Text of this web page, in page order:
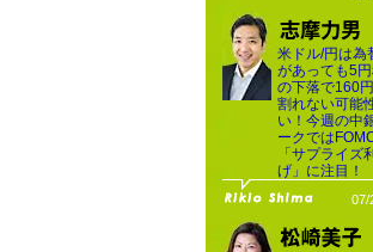
米ドル/円は為
があっても5
の下落で160
割れない可能
い！今週の中
ークでは
「サプライズ
げ」に注目！
07/